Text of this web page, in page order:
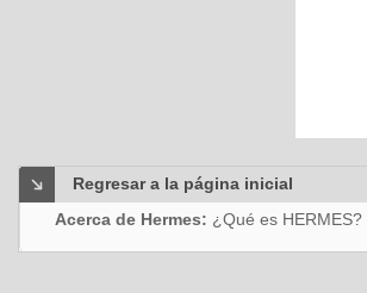
Regresar a la página inicial
Acerca de Hermes: ¿Qué es HERMES?